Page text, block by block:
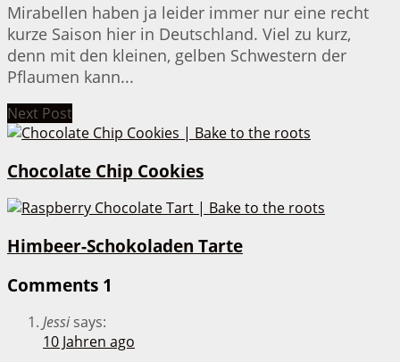
Mirabellen haben ja leider immer nur eine recht
kurze Saison hier in Deutschland. Viel zu kurz,
denn mit den kleinen, gelben Schwestern der
Pflaumen kann...
Next Post
Chocolate Chip Cookies
Himbeer-Schokoladen Tarte
Comments 1
Jessi says:
10 Jahren ago